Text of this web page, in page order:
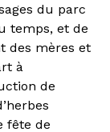
du parc
temps, et de
des mères et
à
de
fête de